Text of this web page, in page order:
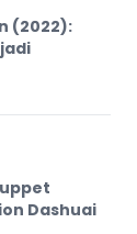
(2022):
Dashuai